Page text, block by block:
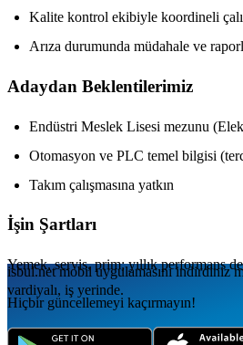
Kalite kontrol ekibiyle koordineli
Arıza durumunda müdahale ve
Adaydan Beklentilerimiz
Endüstri Meslek Lisesi mezunu
Otomasyon ve PLC temel bilgisi
Takım çalışmasına yatkın
İşin Şartları
Yemek, servis, prim; yıllık performans
vardiyalı, iş yerinde.
isbul.netmobil uygulamаsını indirdiniz
Hiçbir güncellemeyi kaçırmayın!